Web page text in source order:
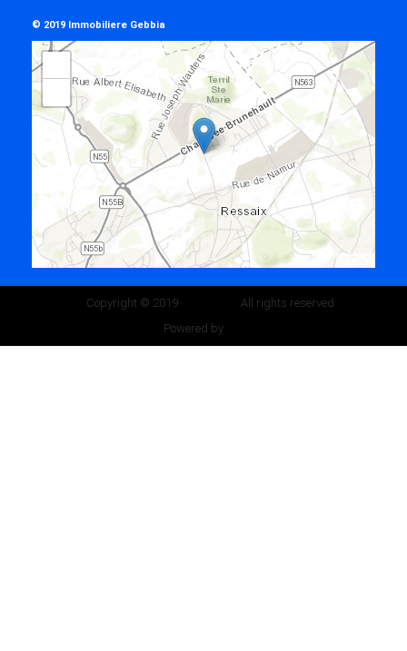
© 2019 Immobiliere Gebbia
Copyright © 2019
All rights reserved
Powered by